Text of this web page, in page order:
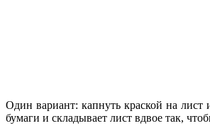
Один вариант: капнуть краской на лист
бумаги и складывает лист вдвое так,